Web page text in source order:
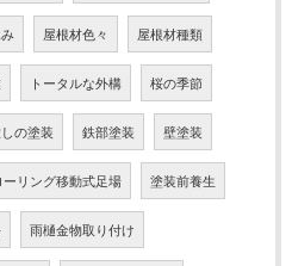
屋根材色々 屋根材種類
トータルな外構 桜の季節
の塗装 鉄部塗装 壁塗装
ーリング移動式足場 塗装前養生
雨樋金物取り付け